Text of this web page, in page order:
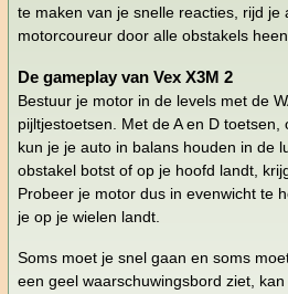
te maken van je snelle reacties, rijd je
motorcoureur door alle obstakels
De gameplay van Vex X3M 2
Bestuur je motor in de levels met de
pijltjestoetsen. Met de A en D
kun je je auto in balans houden in de
obstakel botst of op je hoofd landt,
Probeer je motor dus in evenwicht te
je op je wielen landt.
Soms moet je snel gaan en soms
een geel waarschuwingsbord ziet,